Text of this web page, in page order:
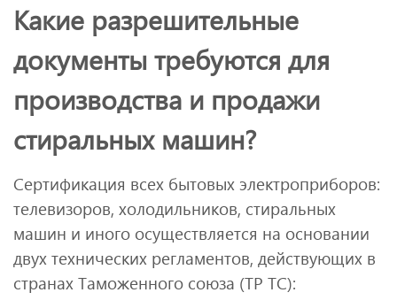
Какие разрешительные
документы требуются для
производства и продажи
стиральных машин?
Сертификация всех бытовых электроприборов:
телевизоров, холодильников, стиральных
машин и иного осуществляется на основании
двух технических регламентов, действующих в
странах Таможенного союза (ТР ТС):